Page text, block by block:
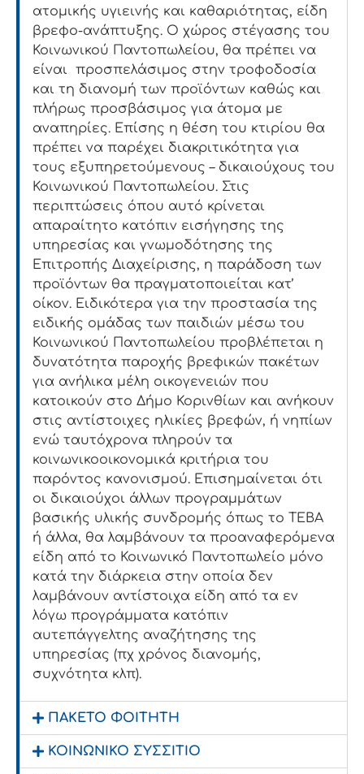
ατομικής υγιεινής και καθαριότητας, είδη
βρεφο-ανάπτυξης. Ο χώρος στέγασης του
Κοινωνικού Παντοπωλείου, θα πρέπει να
είναι προσπελάσιμος στην τροφοδοσία
και τη διανομή των προϊόντων καθώς και
πλήρως προσβάσιμος για άτομα με
αναπηρίες. Επίσης η θέση του κτιρίου θα
πρέπει να παρέχει διακριτικότητα για
τους εξυπηρετούμενους – δικαιούχους του
Κοινωνικού Παντοπωλείου. Στις
περιπτώσεις όπου αυτό κρίνεται
απαραίτητο κατόπιν εισήγησης της
υπηρεσίας και γνωμοδότησης της
Επιτροπής Διαχείρισης, η παράδοση των
προϊόντων θα πραγματοποιείται κατ’
οίκον. Ειδικότερα για την προστασία της
ειδικής ομάδας των παιδιών μέσω του
Κοινωνικού Παντοπωλείου προβλέπεται η
δυνατότητα παροχής βρεφικών πακέτων
για ανήλικα μέλη οικογενειών που
κατοικούν στο Δήμο Κορινθίων και ανήκουν
στις αντίστοιχες ηλικίες βρεφών, ή νηπίων
ενώ ταυτόχρονα πληρούν τα
κοινωνικοοικονομικά κριτήρια του
παρόντος κανονισμού. Επισημαίνεται ότι
οι δικαιούχοι άλλων προγραμμάτων
βασικής υλικής συνδρομής όπως το ΤΕΒΑ
ή άλλα, θα λαμβάνουν τα προαναφερόμενα
είδη από το Κοινωνικό Παντοπωλείο μόνο
κατά την διάρκεια στην οποία δεν
λαμβάνουν αντίστοιχα είδη από τα εν
λόγω προγράμματα κατόπιν
αυτεπάγγελτης αναζήτησης της
υπηρεσίας (πχ χρόνος διανομής,
συχνότητα κλπ).
ΠΑΚΕΤΟ ΦΟΙΤΗΤΗ
ΚΟΙΝΩΝΙΚΟ ΣΥΣΣΙΤΙΟ